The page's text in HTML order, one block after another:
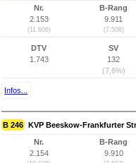
Nr.
2.153
(11.606)
B-Rang
9.911
(7.508)
DTV
1.743
SV
132
(7,6%)
Infos...
B 246 KVP Beeskow-Frankfurter
Nr.
2.154
B-Rang
9.910